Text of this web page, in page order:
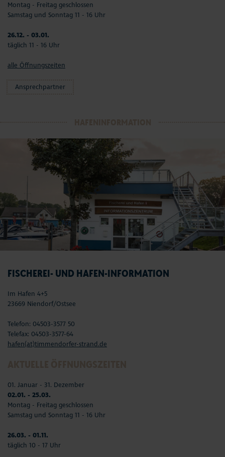
Montag - Freitag geschlossen
Samstag und Sonntag 11 - 16 Uhr
26.12. - 03.01.
täglich 11 - 16 Uhr
alle Öffnungszeiten
Ansprechpartner
FISCHEREI- UND HAFEN-INFORMATION
Im Hafen 4+5
23669 Niendorf/Ostsee
Telefon: 04503-3577 50
Telefax: 04503-3577-64
hafen(at)timmendorfer-strand.de
01. Januar - 31. Dezember
02.01. - 25.03.
Montag - Freitag geschlossen
Samstag und Sonntag 11 - 16 Uhr
26.03. - 01.11.
täglich 10 - 17 Uhr